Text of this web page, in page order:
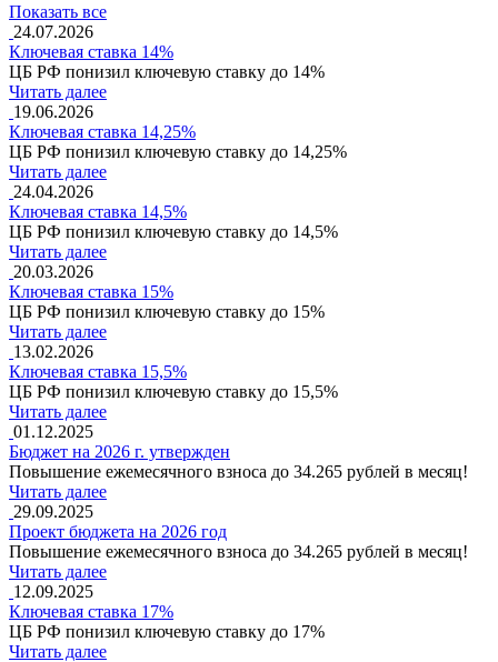
Показать все
24.07.2026
Ключевая ставка 14%
ЦБ РФ понизил ключевую ставку до 14%
Читать далее
19.06.2026
Ключевая ставка 14,25%
ЦБ РФ понизил ключевую ставку до 14,25%
Читать далее
24.04.2026
Ключевая ставка 14,5%
ЦБ РФ понизил ключевую ставку до 14,5%
Читать далее
20.03.2026
Ключевая ставка 15%
ЦБ РФ понизил ключевую ставку до 15%
Читать далее
13.02.2026
Ключевая ставка 15,5%
ЦБ РФ понизил ключевую ставку до 15,5%
Читать далее
01.12.2025
Бюджет на 2026 г. утвержден
Повышение ежемесячного взноса до 34.265 рублей в месяц!
Читать далее
29.09.2025
Проект бюджета на 2026 год
Повышение ежемесячного взноса до 34.265 рублей в месяц!
Читать далее
12.09.2025
Ключевая ставка 17%
ЦБ РФ понизил ключевую ставку до 17%
Читать далее